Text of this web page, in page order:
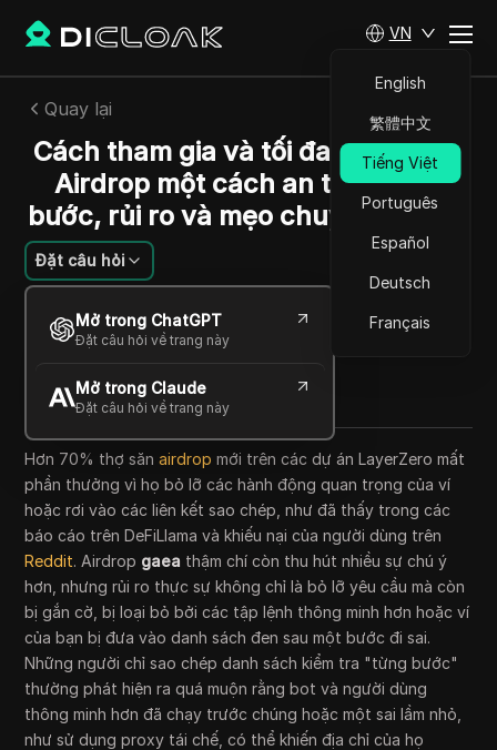
VN
English
繁體中文
Tiếng Việt
Português
Español
Deutsch
Français
Quay lại
Cách tham gia và tối đa hóa GAEA
Airdrop một cách an toàn: Các
bước, rủi ro và mẹo chuyên nghiệp
Đặt câu hỏi
Mở trong ChatGPT
Đặt câu hỏi về trang này
Mở trong Claude
Đặt câu hỏi về trang này
Emily Grace Johnson
26 Th05 2026 10
Đọc trong giây phút
Copy Link
Hơn 70% thợ sănairdrop mới trên các dự án LayerZero mất
phần thưởng vì họ bỏ lỡ các hành động quan trọng của ví
hoặc rơi vào các liên kết sao chép, như đã thấy trong các
báo cáo trên DeFiLlama và khiếu nại của người dùng trên
Reddit. Airdrop gaea thậm chí còn thu hút nhiều sự chú ý
hơn, nhưng rủi ro thực sự không chỉ là bỏ lỡ yêu cầu mà còn
bị gắn cờ, bị loại bỏ bởi các tập lệnh thông minh hơn hoặc ví
của bạn bị đưa vào danh sách đen sau một bước đi sai.
Những người chỉ sao chép danh sách kiểm tra "từng bước"
thường phát hiện ra quá muộn rằng bot và người dùng
thông minh hơn đã chạy trước chúng hoặc một sai lầm nhỏ,
như sử dụng proxy tái chế, có thể khiến địa chỉ của họ